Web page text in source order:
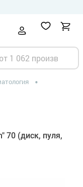
70 (диск, пуля,